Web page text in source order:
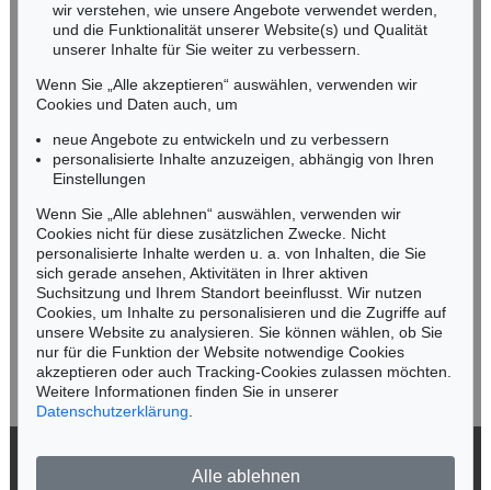
NORDDEUTSCHLAND
Nico Kassel, M.A.
Mobil: +49 (0)171 8618661
n.kassel@kettererkunst.de
Keine Auktion mehr verpassen!
Wir informieren Sie rechtzeitig.
Jetzt zum Newsletter anmelden >
wir verstehen, wie unsere Angebote verwendet werden,
und die Funktionalität unserer Website(s) und Qualität
unserer Inhalte für Sie weiter zu verbessern.
Wenn Sie „Alle akzeptieren“ auswählen, verwenden wir
Cookies und Daten auch, um
neue Angebote zu entwickeln und zu verbessern
personalisierte Inhalte anzuzeigen, abhängig von Ihren
Einstellungen
Wenn Sie „Alle ablehnen“ auswählen, verwenden wir
Cookies nicht für diese zusätzlichen Zwecke. Nicht
personalisierte Inhalte werden u. a. von Inhalten, die Sie
sich gerade ansehen, Aktivitäten in Ihrer aktiven
Suchsitzung und Ihrem Standort beeinflusst. Wir nutzen
Cookies, um Inhalte zu personalisieren und die Zugriffe auf
unsere Website zu analysieren. Sie können wählen, ob Sie
nur für die Funktion der Website notwendige Cookies
akzeptieren oder auch Tracking-Cookies zulassen möchten.
Weitere Informationen finden Sie in unserer
Datenschutzerklärung
Alle ablehnen